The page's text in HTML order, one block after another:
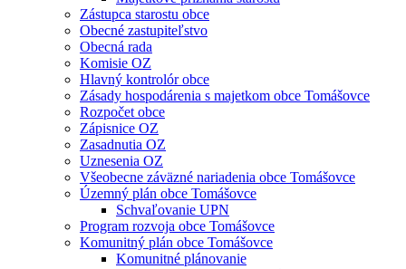
Zástupca starostu obce
Obecné zastupiteľstvo
Obecná rada
Komisie OZ
Hlavný kontrolór obce
Zásady hospodárenia s majetkom obce Tomášovce
Rozpočet obce
Zápisnice OZ
Zasadnutia OZ
Uznesenia OZ
Všeobecne záväzné nariadenia obce Tomášovce
Územný plán obce Tomášovce
Schvaľovanie UPN
Program rozvoja obce Tomášovce
Komunitný plán obce Tomášovce
Komunitné plánovanie